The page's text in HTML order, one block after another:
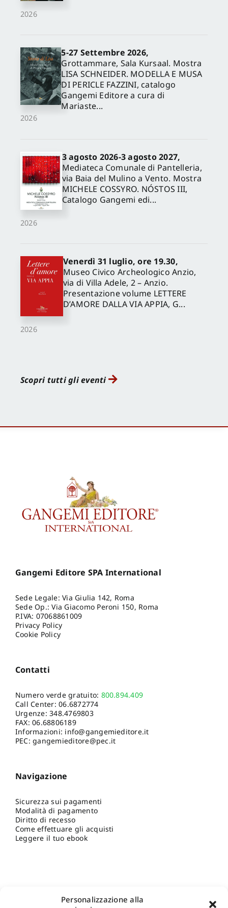
Personalizzazione alla
2026
2026
5-27 Settembre 2026,
Grottammare, Sala Kursaal. Mostra
LISA SCHNEIDER. MODELLA E MUSA
DI PERICLE FAZZINI, catalogo
Gangemi Editore a cura di
Mariaste...
2026
3 agosto 2026-3 agosto 2027,
Mediateca Comunale di Pantelleria,
via Baia del Mulino a Vento. Mostra
MICHELE COSSYRO. NÓSTOS III,
Catalogo Gangemi edi...
2026
Venerdì 31 luglio, ore 19.30,
Museo Civico Archeologico Anzio,
via di Villa Adele, 2 – Anzio.
Presentazione volume LETTERE
D’AMORE DALLA VIA APPIA, G...
Scopri tutti gli eventi
Gangemi Editore SPA International
Sede Legale: Via Giulia 142, Roma
Sede Op.: Via Giacomo Peroni 150, Roma
P.IVA: 07068861009
Privacy Policy
Cookie Policy
Contatti
Numero verde gratuito: 800.894.409
Call Center:06.6872774
Urgenze:348.4769803
FAX: 06.68806189
Informazioni: info@gangemieditore.it
PEC: gangemieditore@pec.it
Navigazione
Sicurezza sui pagamenti
Modalità di pagamento
Diritto di recesso
Come effettuare gli acquisti
Leggere il tuo ebook